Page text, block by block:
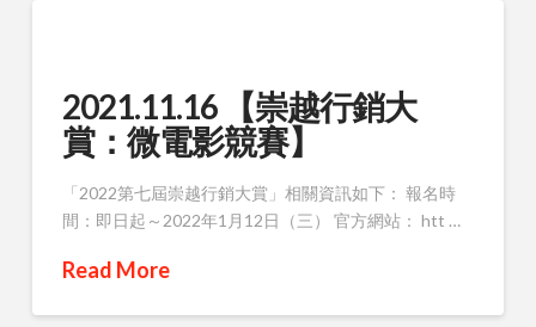
2021.11.16 【崇越行銷大
賞：微電影競賽】
「2022第七屆崇越行銷大賞」相關資訊如下： 報名時
間：即日起～2022年1月12日（三） 官方網站： htt …
Read More